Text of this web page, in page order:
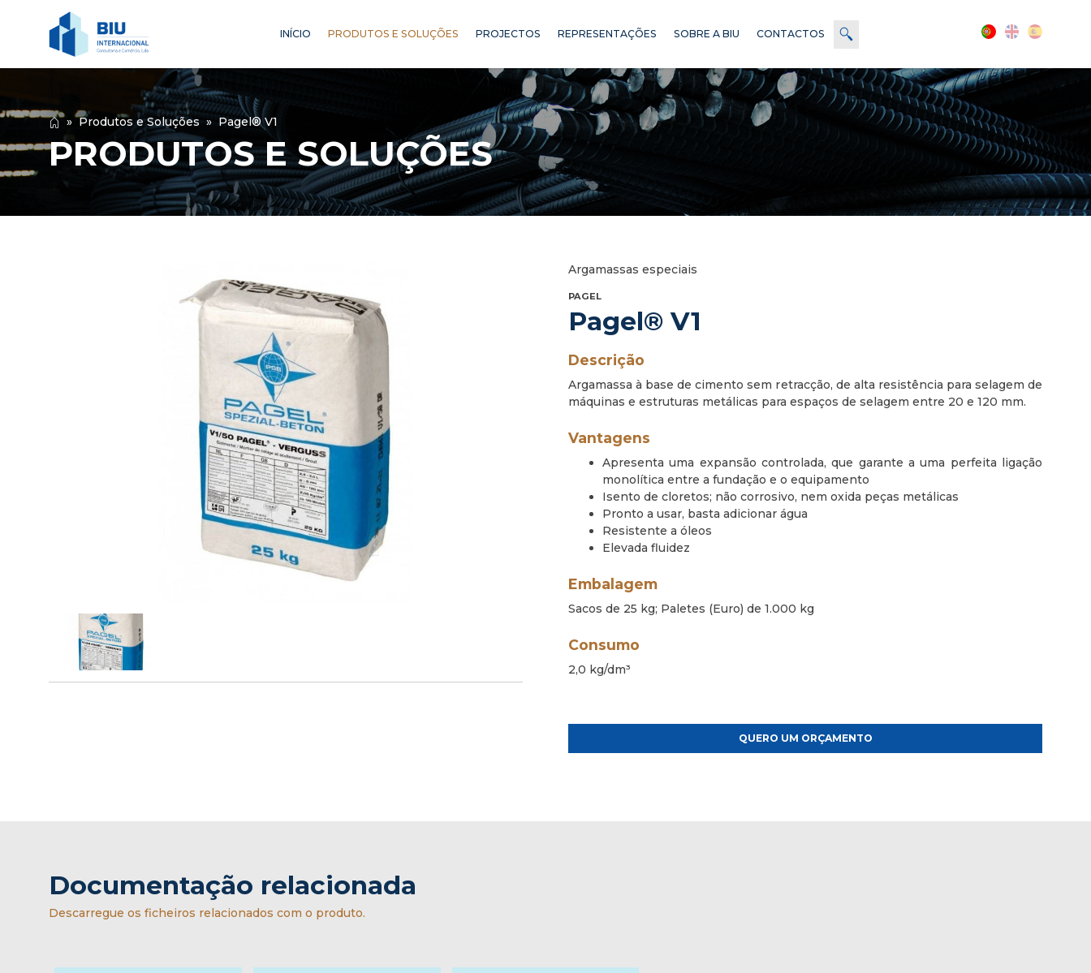
INÍCIO PRODUTOS E SOLUÇÕES PROJECTOS REPRESENTAÇÕES SOBRE A BIU CONTACTOS
»Produtos e Soluções »Pagel® V1
PRODUTOS E SOLUÇÕES
Argamassas especiais
PAGEL
Pagel® V1
Descrição
Argamassa à base de cimento sem retracção, de alta resistência para selagem de
máquinas e estruturas metálicas para espaços de selagem entre 20 e 120 mm.
Vantagens
Apresenta uma expansão controlada, que garante a uma perfeita ligação
monolítica entre a fundação e o equipamento
Isento de cloretos; não corrosivo, nem oxida peças metálicas
Pronto a usar, basta adicionar água
Resistente a óleos
Elevada fluidez
Embalagem
Sacos de 25 kg; Paletes (Euro) de 1.000 kg
Consumo
2,0 kg/dm³
QUERO UM ORÇAMENTO
Documentação relacionada
Descarregue os ficheiros relacionados com o produto.